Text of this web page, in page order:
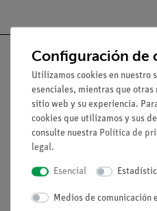
Nach
Aviso lega
Condiciones comerciales
Configuración de
Utilizamos cookies en nuestro
esenciales, mientras que otras
sitio web y su experiencia.
cookies que utilizamos y sus
consulte nuestra Política de
legal.
Esencial
Medios de comunicación